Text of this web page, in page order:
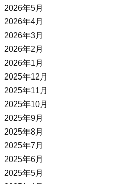
2026年5月
2026年4月
2026年3月
2026年2月
2026年1月
2025年12月
2025年11月
2025年10月
2025年9月
2025年8月
2025年7月
2025年6月
2025年5月